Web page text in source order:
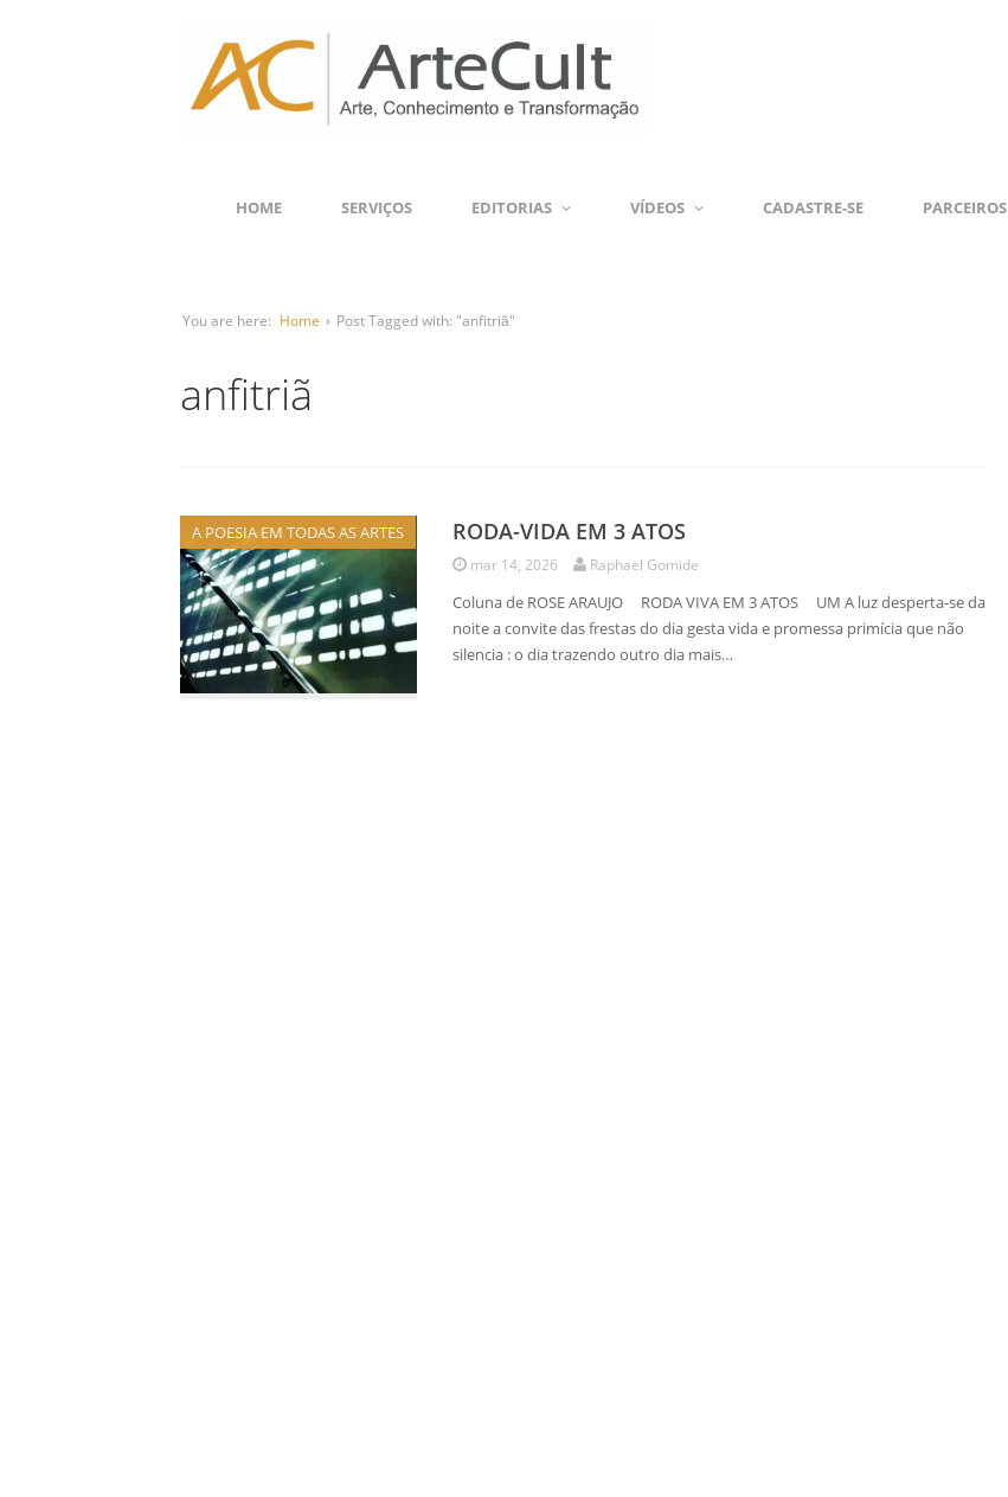
HOME SERVIÇOS EDITORIAS VÍDEOS CADASTRE-SE PARCEIROS
You are here: Home › Post Tagged with: "anfitriã"
anfitriã
A POESIA EM TODAS AS ARTES RODA-VIDA EM 3 ATOS
mar 14, 2026 Raphael Gomide
Coluna de ROSE ARAUJO RODA VIVA EM 3 ATOS UM A luz desperta-se da
noite a convite das frestas do dia gesta vida e promessa primícia que não
silencia : o dia trazendo outro dia mais…